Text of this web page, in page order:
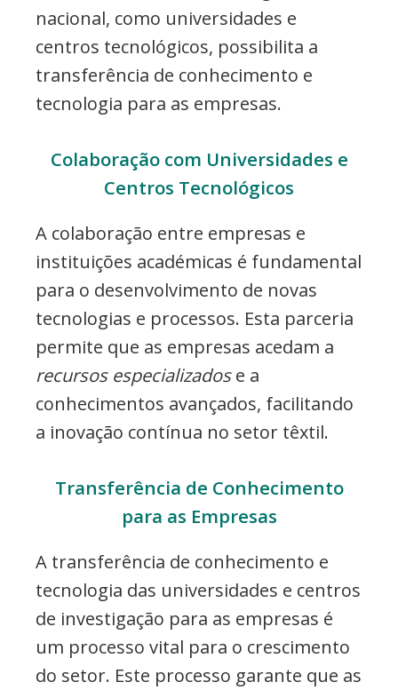
nacional, como universidades e
centros tecnológicos, possibilita a
transferência de conhecimento e
tecnologia para as empresas.
Colaboração com Universidades e
Centros Tecnológicos
A colaboração entre empresas e
instituições académicas é fundamental
para o desenvolvimento de novas
tecnologias e processos. Esta parceria
permite que as empresas acedam a
recursos especializadose a
conhecimentos avançados, facilitando
a inovação contínua no setor têxtil.
Transferência de Conhecimento
para as Empresas
A transferência de conhecimento e
tecnologia das universidades e centros
de investigação para as empresas é
um processo vital para o crescimento
do setor. Este processo garante que as